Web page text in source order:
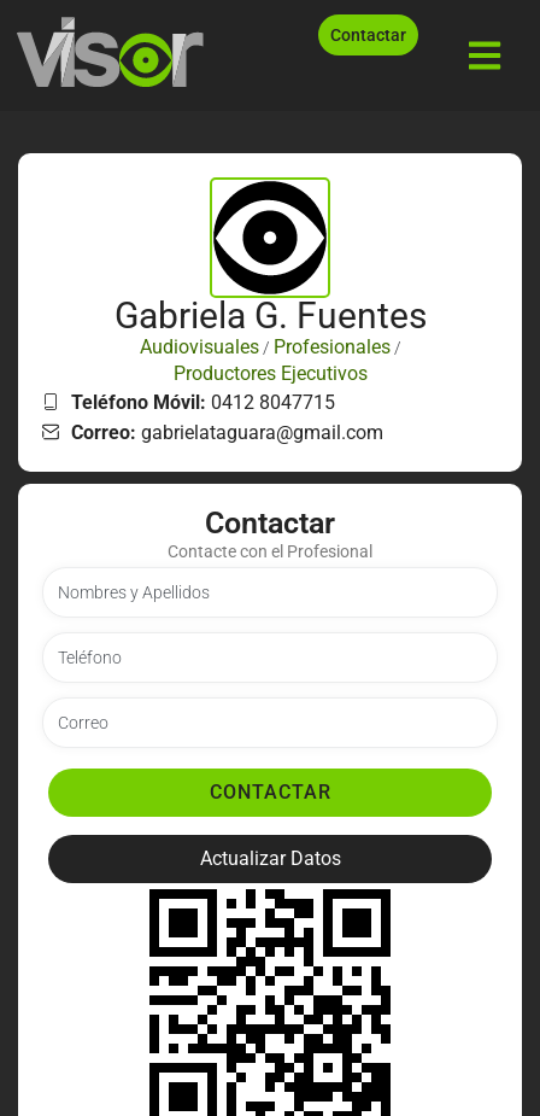
Contactar
Gabriela G. Fuentes
Audiovisuales/ Profesionales/
Productores Ejecutivos
Teléfono Móvil: 0412 8047715
Correo: gabrielataguara@gmail.com
Contactar
Contacte con el Profesional
CONTACTAR
Actualizar Datos